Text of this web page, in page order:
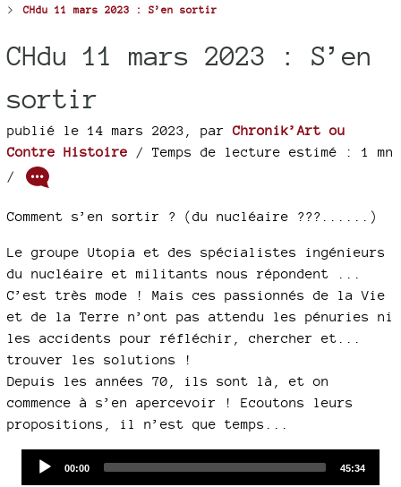
> CHdu 11 mars 2023 : S’en sortir
CHdu 11 mars 2023 : S’en
sortir
publié le 14 mars 2023 parChronik’Art ou
Contre Histoire / Temps de lecture estimé : 1 mn
/
Comment s’en sortir ? (du nucléaire ???......)
Le groupe Utopia et des spécialistes ingénieurs
du nucléaire et militants nous répondent ...
C’est très mode ! Mais ces passionnés de la Vie
et de la Terre n’ont pas attendu les pénuries ni
les accidents pour réfléchir, chercher et...
trouver les solutions !
Depuis les années 70, ils sont là, et on
commence à s’en apercevoir ! Ecoutons leurs
propositions, il n’est que temps...
Current
00:00
Total
45:34